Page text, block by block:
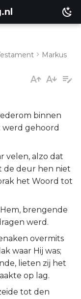
Markus
binnen
werd gehoord
velen, alzo dat
de deur hen niet
het Woord tot
brengende
werd.
overmits
waar Hij was;
lieten zij het
op lag.
tot den